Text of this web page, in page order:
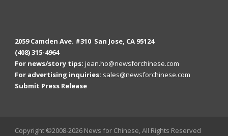
2059 Camden Ave. #310 San Jose, CA 95124
(408) 315-4964
For news/story tips: jean.ho@newsforchinese.com
For advertising inquiries: sales@newsforchinese.com
Submit Press Release
Copyright ©2008-2026 News for Chinese, All Rights Reserved